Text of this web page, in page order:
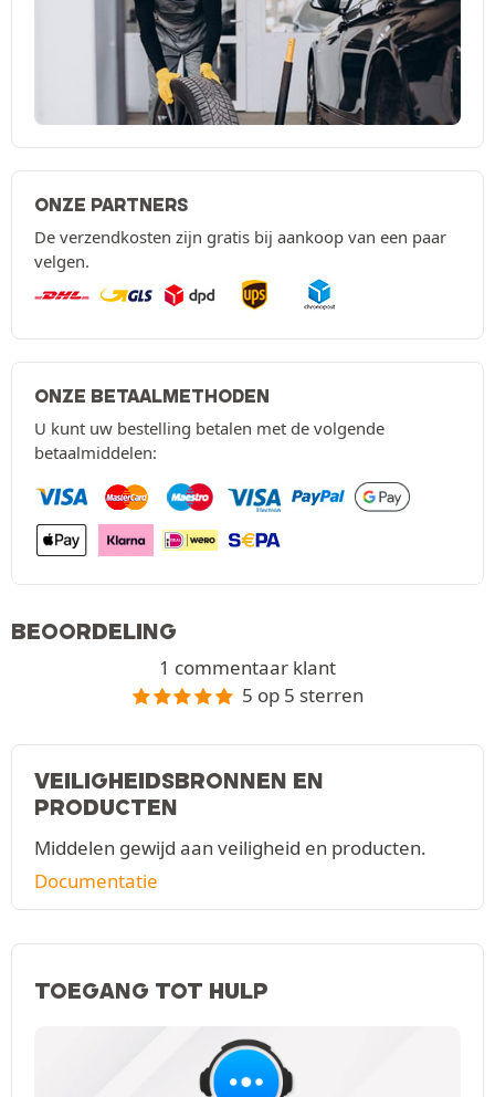
ONZE PARTNERS
De verzendkosten zijn gratis bij aankoop van een paar
velgen.
ONZE BETAALMETHODEN
U kunt uw bestelling betalen met de volgende
betaalmiddelen:
BEOORDELING
1 commentaar klant
5 op 5 sterren
VEILIGHEIDSBRONNEN EN
PRODUCTEN
Middelen gewijd aan veiligheid en producten.
Documentatie
TOEGANG TOT HULP